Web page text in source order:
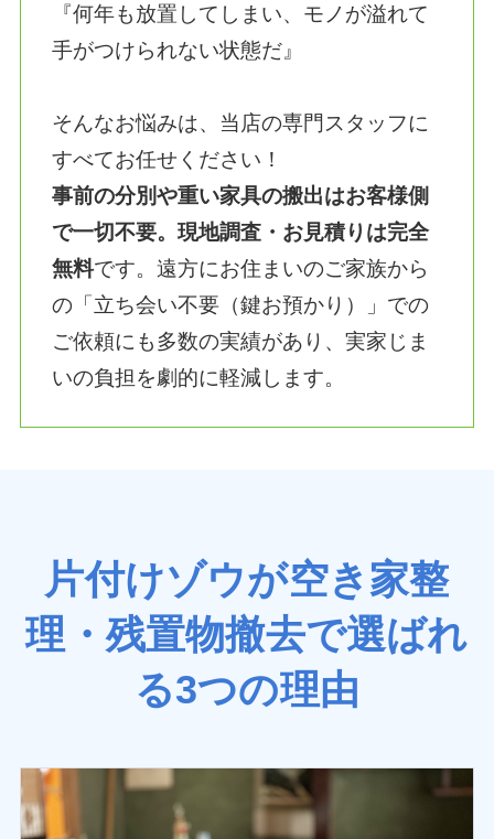
『何年も放置してしまい、モノが溢れて
手がつけられない状態だ』
そんなお悩みは、当店の専門スタッフに
すべてお任せください！
事前の分別や重い家具の搬出はお客様側
で一切不要。現地調査・お見積りは完全
無料です。遠方にお住まいのご家族から
の「立ち会い不要（鍵お預かり）」での
ご依頼にも多数の実績があり、実家じま
いの負担を劇的に軽減します。
片付けゾウが空き家整
理・残置物撤去で選ばれ
る3つの理由